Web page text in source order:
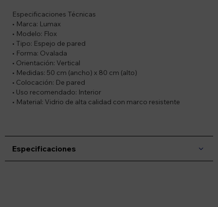
Especificaciones Técnicas
• Marca: Lumax
• Modelo: Flox
• Tipo: Espejo de pared
• Forma: Ovalada
• Orientación: Vertical
• Medidas: 50 cm (ancho) x 80 cm (alto)
• Colocación: De pared
• Uso recomendado: Interior
• Material: Vidrio de alta calidad con marco resistente
Especificaciones